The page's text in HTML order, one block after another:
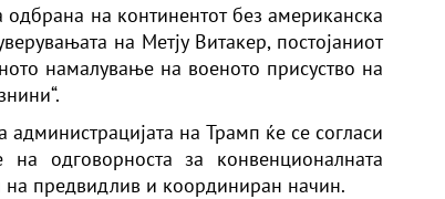
на континентот без американска
на Метју Витакер, постојаниот
намалување на военото присуство на
на Трамп ќе се согласи
одговорноста за конвенционалната
на предвидлив и координиран начин.